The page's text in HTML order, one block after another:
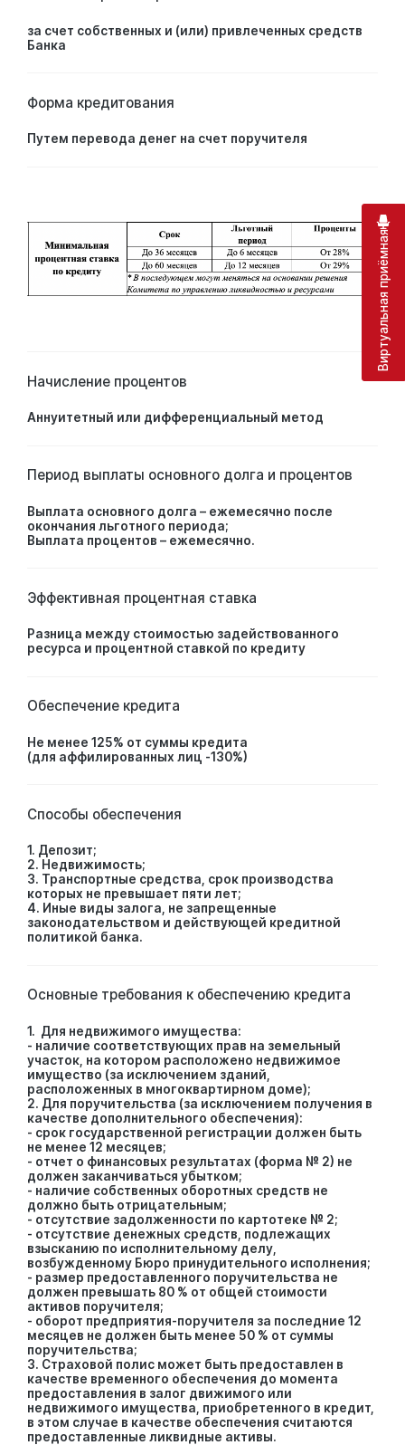
за счет собственных и (или) привлеченных средств
Банка
Форма кредитования
Путем перевода денег на счет поручителя
Начисление процентов
Аннуитетный или дифференциальный метод
Период выплаты основного долга и процентов
Выплата основного долга – ежемесячно после
окончания льготного периода;
Выплата процентов – ежемесячно.
Эффективная процентная ставка
Разница между стоимостью задействованного
ресурса и процентной ставкой по кредиту
Обеспечение кредита
Не менее 125% от суммы кредита
(для аффилированных лиц -130%)
Способы обеспечения
1. Депозит;
2. Недвижимость;
3. Транспортные средства, срок производства
которых не превышает пяти лет;
4. Иные виды залога, не запрещенные
законодательством и действующей кредитной
политикой банка.
Основные требования к обеспечению кредита
1. Для недвижимого имущества:
- наличие соответствующих прав на земельный
участок, на котором расположено недвижимое
имущество (за исключением зданий,
расположенных в многоквартирном доме);
2. Для поручительства (за исключением получения в
качестве дополнительного обеспечения):
- срок государственной регистрации должен быть
не менее 12 месяцев;
- отчет о финансовых результатах (форма № 2) не
должен заканчиваться убытком;
- наличие собственных оборотных средств не
должно быть отрицательным;
- отсутствие задолженности по картотеке № 2;
- отсутствие денежных средств, подлежащих
взысканию по исполнительному делу,
возбужденному Бюро принудительного исполнения;
- размер предоставленного поручительства не
должен превышать 80 % от общей стоимости
активов поручителя;
- оборот предприятия-поручителя за последние 12
месяцев не должен быть менее 50 % от суммы
поручительства;
3. Страховой полис может быть предоставлен в
качестве временного обеспечения до момента
предоставления в залог движимого или
недвижимого имущества, приобретенного в кредит,
в этом случае в качестве обеспечения считаются
предоставленные ликвидные активы.
Виртуальная приёмная